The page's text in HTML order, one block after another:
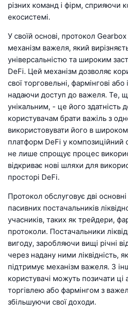
різних команд і фірм, сприяючи
екосистемі.
У своїй основі, протокол
механізм важеля, який
універсальністю та широким
DeFi. Цей механізм дозволяє
свої торговельні, фармінгові або
надаючи доступ до важеля. Те,
унікальним, - це його здатність
користувачам брати важіль з
використовувати його в
платформ DeFi у композиційний
не лише спрощує процес
відкриває нові шляхи для
просторі DeFi.
Протокол обслуговує дві
пасивних постачальників
учасників, таких як трейдери,
протоколи. Постачальники
вигоду, заробляючи вищі річні
через надану ними ліквідність,
підтримує механізм важеля. З
користувачі можуть позичати ці
торгівлею або фармінгом з
збільшуючи свої доходи.